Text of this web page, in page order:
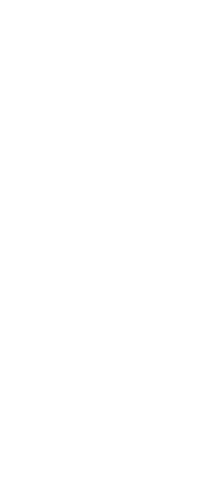
realmente en ese
de Kenia, que
a 106 jóvenes
hospitales de Eregi, al
confusa
enfermedad” se
dos meses antes
cuando una
un dolor en la pierna y
sus padres el 30 de julio
escuela, el dolor que
de nuevo. Al
otra alumna
a presentar también
y fue ingresada
estudiante, que